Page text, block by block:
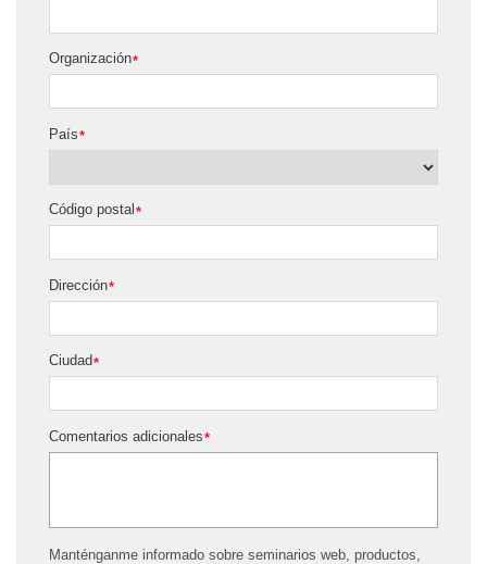
*
Organización
*
País
*
Código postal
*
Dirección
*
Ciudad
*
Comentarios adicionales
Manténganme informado sobre seminarios web, productos,